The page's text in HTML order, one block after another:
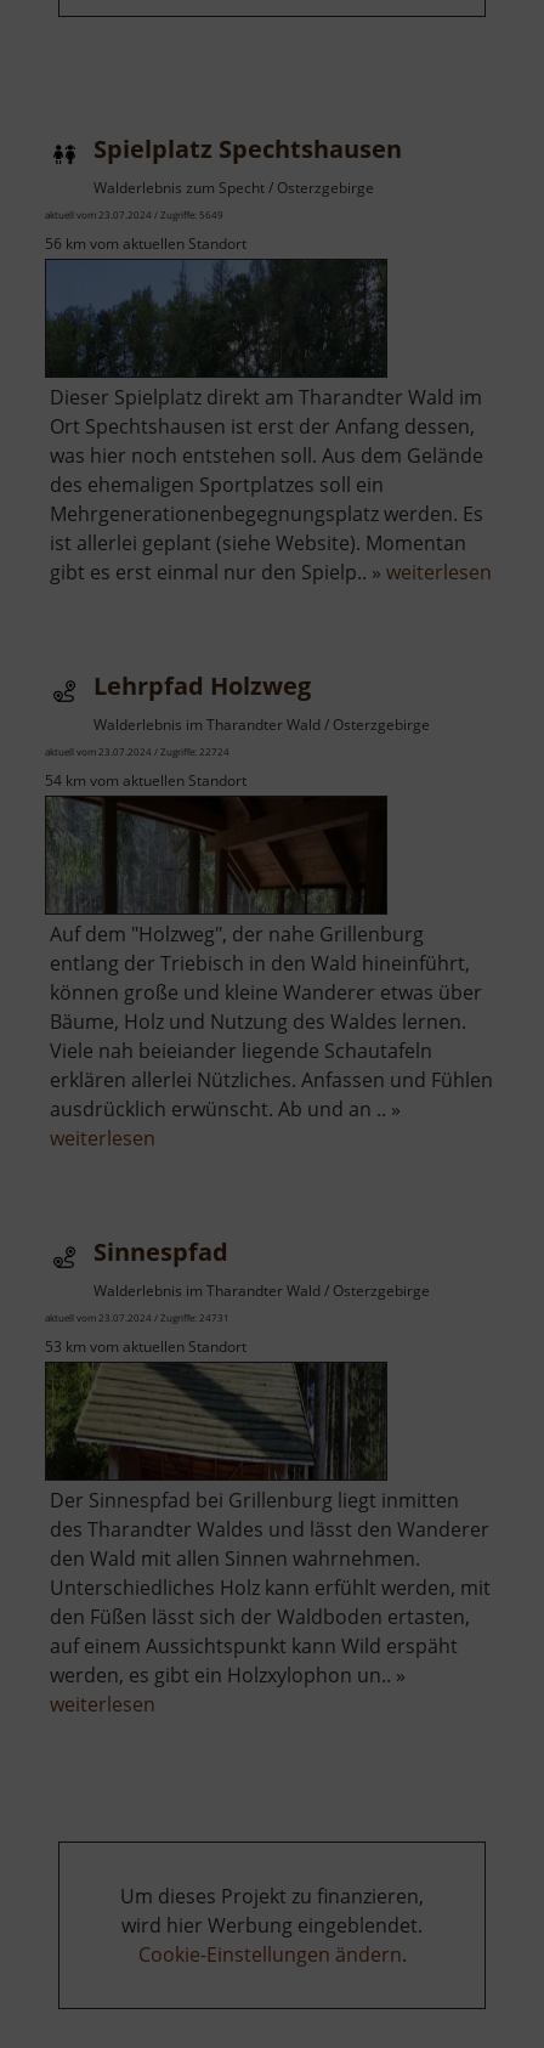
Spielplatz Spechtshausen
Walderlebnis zum Specht / Osterzgebirge
aktuell vom 23.07.2024 / Zugriffe: 5649
56 km vom aktuellen Standort
Dieser Spielplatz direkt am Tharandter Wald im
Ort Spechtshausen ist erst der Anfang dessen,
was hier noch entstehen soll. Aus dem Gelände
des ehemaligen Sportplatzes soll ein
Mehrgenerationenbegegnungsplatz werden. Es
ist allerlei geplant (siehe Website). Momentan
gibt es erst einmal nur den Spielp.. » weiterlesen
Lehrpfad Holzweg
Walderlebnis im Tharandter Wald / Osterzgebirge
aktuell vom 23.07.2024 / Zugriffe: 22724
54 km vom aktuellen Standort
Auf dem "Holzweg", der nahe Grillenburg
entlang der Triebisch in den Wald hineinführt,
können große und kleine Wanderer etwas über
Bäume, Holz und Nutzung des Waldes lernen.
Viele nah beieiander liegende Schautafeln
erklären allerlei Nützliches. Anfassen und Fühlen
ausdrücklich erwünscht. Ab und an .. »
weiterlesen
Sinnespfad
Walderlebnis im Tharandter Wald / Osterzgebirge
aktuell vom 23.07.2024 / Zugriffe: 24731
53 km vom aktuellen Standort
Der Sinnespfad bei Grillenburg liegt inmitten
des Tharandter Waldes und lässt den Wanderer
den Wald mit allen Sinnen wahrnehmen.
Unterschiedliches Holz kann erfühlt werden, mit
den Füßen lässt sich der Waldboden ertasten,
auf einem Aussichtspunkt kann Wild erspäht
werden, es gibt ein Holzxylophon un.. »
weiterlesen
Um dieses Projekt zu finanzieren,
wird hier Werbung eingeblendet.
Cookie-Einstellungen ändern.